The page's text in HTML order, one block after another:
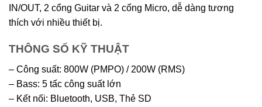
IN/OUT, 2 cổng Guitar và 2 cổng Micro, dễ dàng tương
thích với nhiều thiết bị.
THÔNG SỐ KỸ THUẬT
– Công suất: 800W (PMPO) / 200W (RMS)
– Bass: 5 tấc công suất lớn
– Kết nối: Bluetooth, USB, Thẻ SD